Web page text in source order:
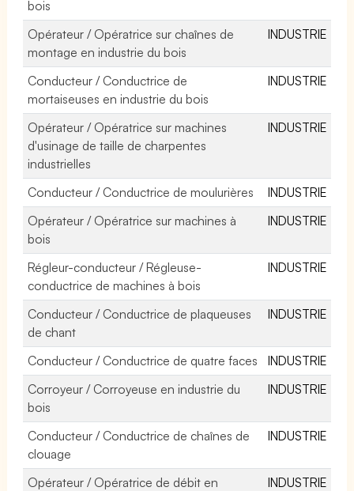
bois
Opérateur / Opératrice sur chaînes de
montage en industrie du bois
INDUSTRIE
Conducteur / Conductrice de
mortaiseuses en industrie du bois
INDUSTRIE
Opérateur / Opératrice sur machines
d'usinage de taille de charpentes
industrielles
INDUSTRIE
Conducteur / Conductrice de moulurières
INDUSTRIE
Opérateur / Opératrice sur machines à
bois
INDUSTRIE
Régleur-conducteur / Régleuse-
conductrice de machines à bois
INDUSTRIE
Conducteur / Conductrice de plaqueuses
de chant
INDUSTRIE
Conducteur / Conductrice de quatre faces
INDUSTRIE
Corroyeur / Corroyeuse en industrie du
bois
INDUSTRIE
Conducteur / Conductrice de chaînes de
clouage
INDUSTRIE
Opérateur / Opératrice de débit en
INDUSTRIE